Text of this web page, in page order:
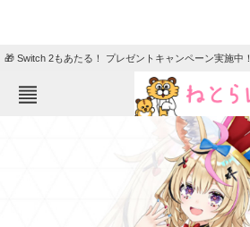
🎁 Switch 2もあたる！ プレゼントキャンペーン実施中！
ニュース
クイズ
地域